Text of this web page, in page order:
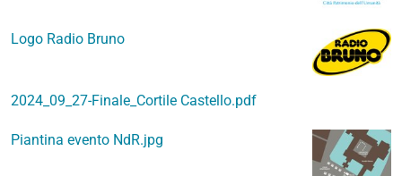
Logo Radio Bruno
2024_09_27-Finale_Cortile Castello.pdf
Piantina evento NdR.jpg